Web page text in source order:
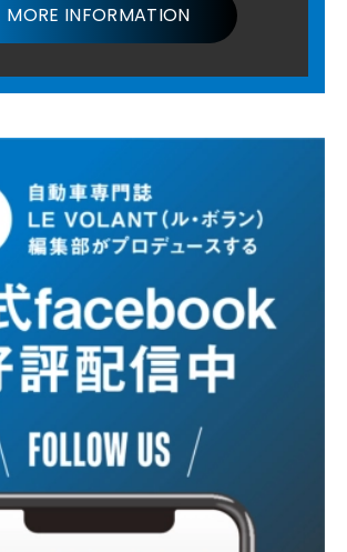
MORE INFORMATION